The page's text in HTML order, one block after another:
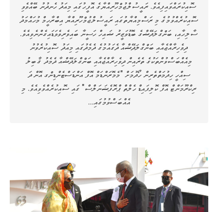
ސޮއިކުރައްވައިފިއެވެ. ރައީސުލްޖުމްހޫރިއްޔާގެ އޮފީހުގައި މިއަދު ހެނދުނު ބޭއްވެވި
ސޮއިކުރެއްވުމުގެ މި ރަސްމިއްޔާތުގައި ރައީސުލްޖުމްހޫރިއްޔާ އިބްރާހީމް މުހައްމަދު
ސާލިހާއި، ބަންގްލަދޭޝްގެ ބޮޑުވަޒީރު ޝައިހް ހަސީނާ ބައިވެރިވެވަޑައިގެންނެވިއެވެ.
ދިވެހިރާއްޖެއާއި ބަންގްލަދޭޝްއާ ދެގައުމުގެ ދެމެދުގައި މިއަދު ސޮއިކުރެވުނު
މިއެއްބަސްވުންތަކުގެ ތެރެއިން ދިވެހިރާއްޖެއާއި ބަންގްލަދޭޝްއާ ދެމެދު ޤާބިލު
ސިއްހީ ހިދުމަތްތެރިން ހޯދުމަށް "މެމޮރަންޑަމް އޮފް އަންޑަސްޓެންޑިންގ އޮން ދަ
ރިކްރޫމަންޓް އޮފް ކޮލިފައިޑް ހެލްތް ޕްރޮފެޝަނަލްސް" ގައި ސޮއިކުރެއްވެވިއެވެ. މި
އެއްބަސްވުމުގައި…